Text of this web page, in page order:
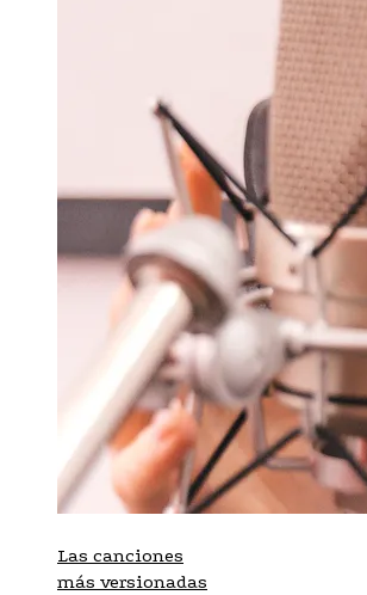
Las canciones
más versionadas